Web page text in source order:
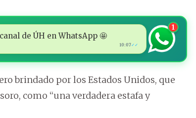
de ÚH en WhatsApp 🤩
10:07✓✓
1
brindado por los Estados Unidos, que
como “una verdadera estafa y